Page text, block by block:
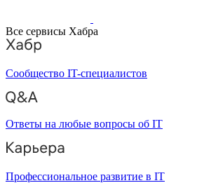
Все сервисы Хабра
Сообщество IT-специалистов
Ответы на любые вопросы об IT
Профессиональное развитие в IT